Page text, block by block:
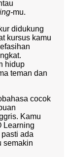
mu.
didukung
kursus kamu
hidup
teman dan
cocok
Kamu
Learning
ada
semakin